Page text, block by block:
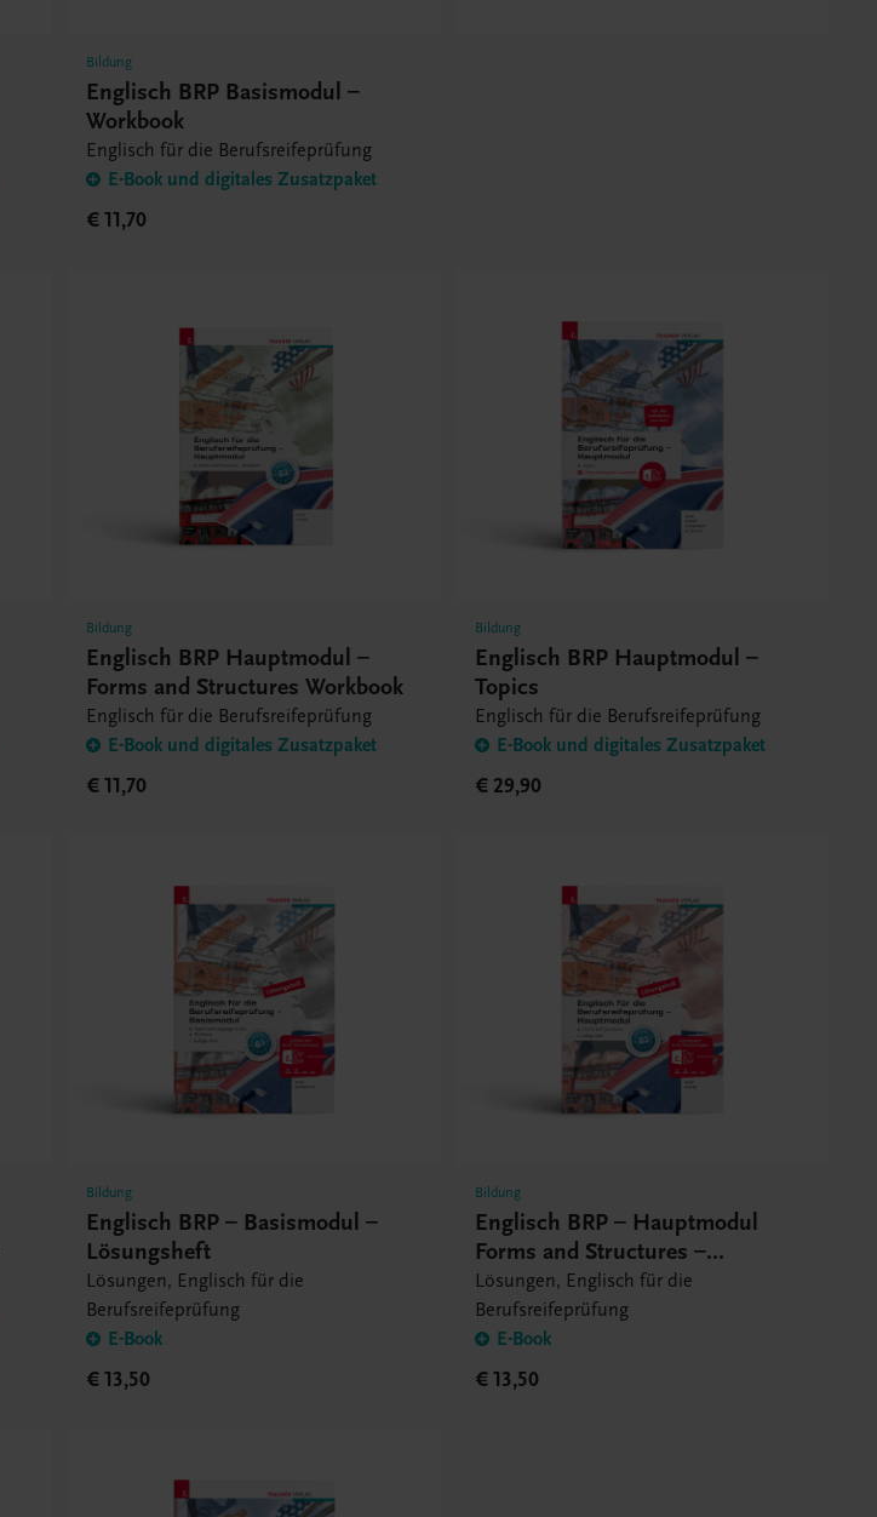
Bildung
Englisch BRP Basismodul –
Workbook
Englisch für die Berufsreifeprüfung
E-Book und digitales Zusatzpaket
€ 11,70
Bildung
Englisch BRP Hauptmodul –
Forms and Structures Workbook
Englisch für die Berufsreifeprüfung
E-Book und digitales Zusatzpaket
€ 11,70
Bildung
Englisch BRP Hauptmodul –
Topics
Englisch für die Berufsreifeprüfung
E-Book und digitales Zusatzpaket
€ 29,90
Bildung
Englisch BRP – Basismodul –
Lösungsheft
Lösungen, Englisch für die
Berufsreifeprüfung
E-Book
€ 13,50
Bildung
Englisch BRP – Hauptmodul
Forms and Structures –
Lösungsheft
Lösungen, Englisch für die
Berufsreifeprüfung
E-Book
€ 13,50